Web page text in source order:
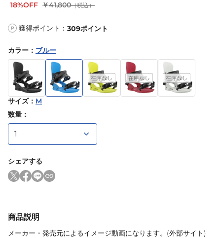
18%OFF ￥41,800（税込）
P 獲得ポイント： 309ポイント
カラー ： ブルー
サイズ： M
数量：
シェアする
商品説明
メーカー・発売元によるイメージ動画になります。(外部サイト)